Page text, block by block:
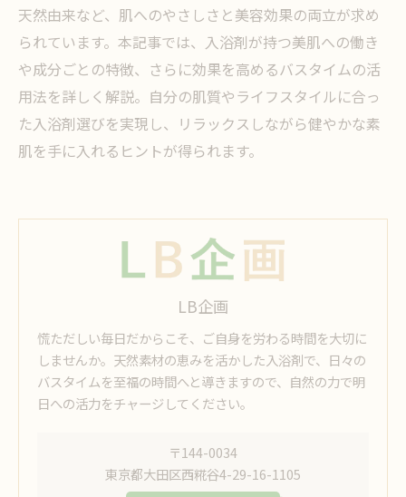
天然由来など、肌へのやさしさと美容効果の両立が求め
られています。本記事では、入浴剤が持つ美肌への働き
や成分ごとの特徴、さらに効果を高めるバスタイムの活
用法を詳しく解説。自分の肌質やライフスタイルに合っ
た入浴剤選びを実現し、リラックスしながら健やかな素
肌を手に入れるヒントが得られます。
LB企画
慌ただしい毎日だからこそ、ご自身を労わる時間を大切に
しませんか。天然素材の恵みを活かした入浴剤で、日々の
バスタイムを至福の時間へと導きますので、自然の力で明
日への活力をチャージしてください。
〒144-0034
東京都大田区西糀谷4-29-16-1105